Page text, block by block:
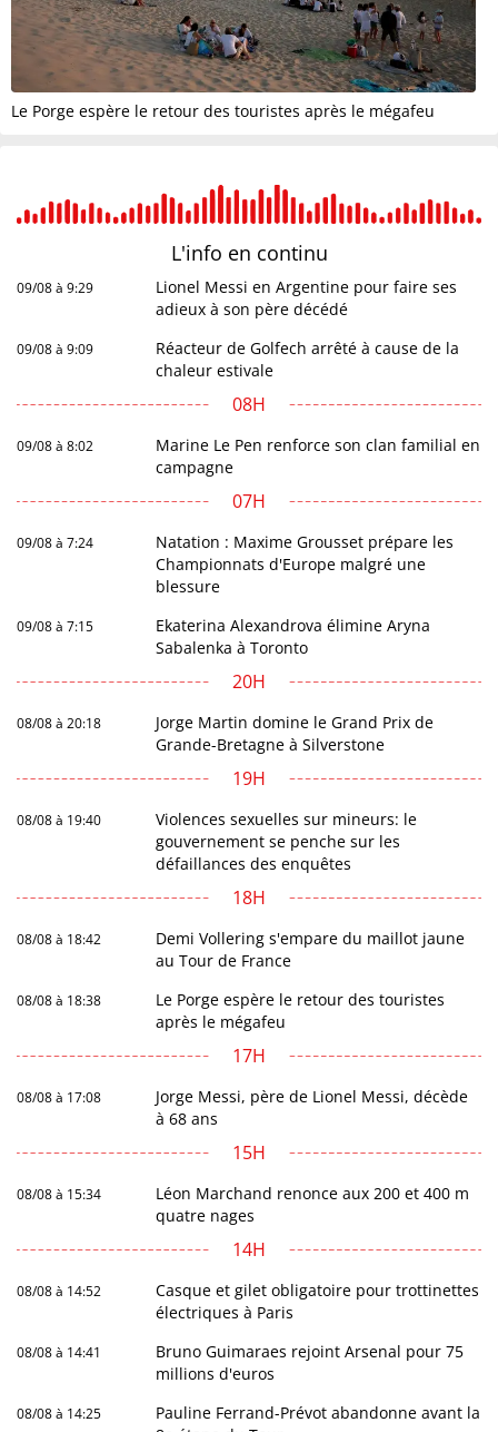
Le Porge espère le retour des touristes après le mégafeu
L'info en continu
09/08 à 9:29
Lionel Messi en Argentine pour faire ses
adieux à son père décédé
09/08 à 9:09
Réacteur de Golfech arrêté à cause de la
chaleur estivale
08H
09/08 à 8:02
Marine Le Pen renforce son clan familial en
campagne
07H
09/08 à 7:24
Natation : Maxime Grousset prépare les
Championnats d'Europe malgré une
blessure
09/08 à 7:15
Ekaterina Alexandrova élimine Aryna
Sabalenka à Toronto
20H
08/08 à 20:18
Jorge Martin domine le Grand Prix de
Grande-Bretagne à Silverstone
19H
08/08 à 19:40
Violences sexuelles sur mineurs: le
gouvernement se penche sur les
défaillances des enquêtes
18H
08/08 à 18:42
Demi Vollering s'empare du maillot jaune
au Tour de France
08/08 à 18:38
Le Porge espère le retour des touristes
après le mégafeu
17H
08/08 à 17:08
Jorge Messi, père de Lionel Messi, décède
à 68 ans
15H
08/08 à 15:34
Léon Marchand renonce aux 200 et 400 m
quatre nages
14H
08/08 à 14:52
Casque et gilet obligatoire pour trottinettes
électriques à Paris
08/08 à 14:41
Bruno Guimaraes rejoint Arsenal pour 75
millions d'euros
08/08 à 14:25
Pauline Ferrand-Prévot abandonne avant la